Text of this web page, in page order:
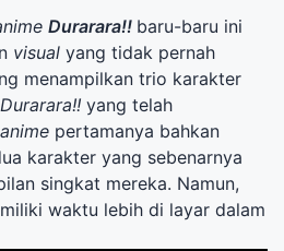
Durarara!! baru-baru ini
visual yang tidak pernah
menampilkan trio karakter
Durarara!! yang telah
anime pertamanya bahkan
karakter yang sebenarnya
singkat mereka. Namun,
waktu lebih di layar dalam